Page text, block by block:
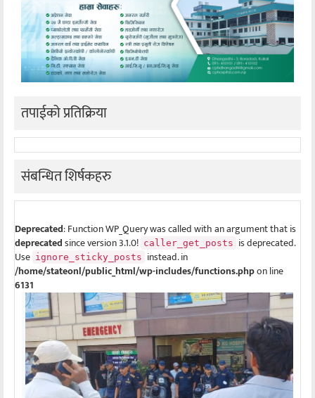
तपाईको प्रतिक्रिया
संबन्धित शिर्षकहरु
Deprecated: Function WP_Query was called with an argument that is
deprecatedsince version 3.1.0! caller_get_posts is deprecated.
Use ignore_sticky_posts instead. in
/home/stateonl/public_html/wp-includes/functions.phpon line
6131